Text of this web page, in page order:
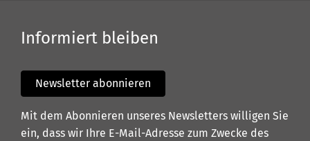
Informiert bleiben
Newsletter abonnieren
Mit dem Abonnieren unseres Newsletters willigen Sie
ein, dass wir Ihre E-Mail-Adresse zum Zwecke des